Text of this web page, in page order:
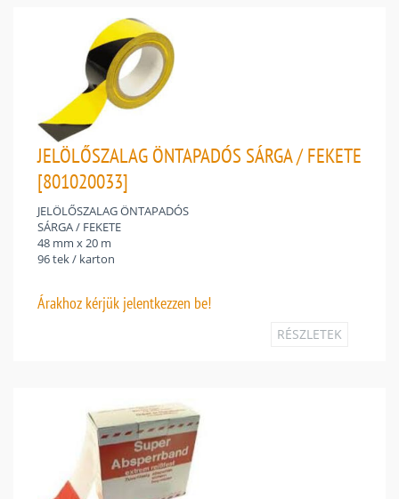
JELÖLŐSZALAG ÖNTAPADÓS SÁRGA / FEKETE
[801020033]
JELÖLŐSZALAG ÖNTAPADÓS
SÁRGA / FEKETE
48 mm x 20 m
96 tek / karton
Árakhoz kérjük jelentkezzen be!
RÉSZLETEK